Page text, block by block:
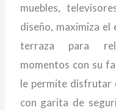
muebles,
diseño, maximiza el
terraza para
momentos con su
le permite disfrutar
con garita de